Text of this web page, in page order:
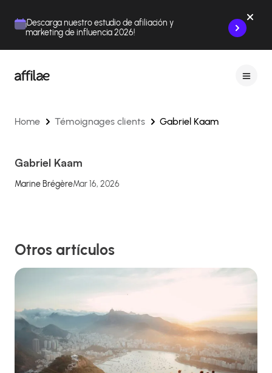
¡Descarga nuestro estudio de afiliación y
marketing de influencia 2026!
Home Témoignages clients Gabriel Kaam
Gabriel Kaam
Marine BrégèreMar 16, 2026
Otros artículos